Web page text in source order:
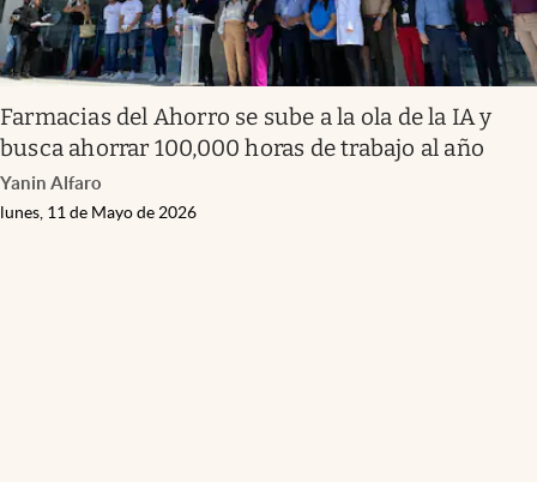
Farmacias del Ahorro se sube a la ola de la IA y
busca ahorrar 100,000 horas de trabajo al año
Yanin Alfaro
lunes, 11 de Mayo de 2026